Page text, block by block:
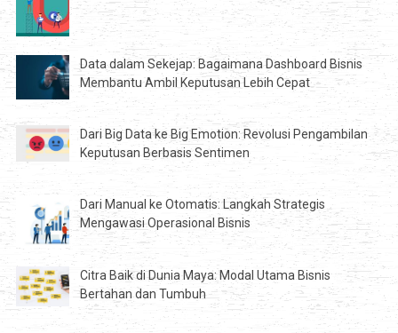
Data dalam Sekejap: Bagaimana Dashboard Bisnis
Membantu Ambil Keputusan Lebih Cepat
Dari Big Data ke Big Emotion: Revolusi Pengambilan
Keputusan Berbasis Sentimen
Dari Manual ke Otomatis: Langkah Strategis
Mengawasi Operasional Bisnis
Citra Baik di Dunia Maya: Modal Utama Bisnis
Bertahan dan Tumbuh